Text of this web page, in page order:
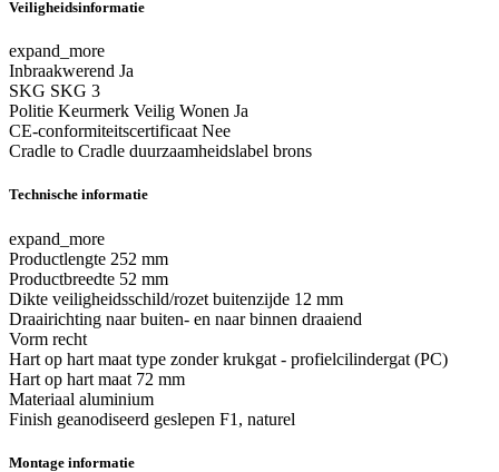
Veiligheidsinformatie
expand_more
Inbraakwerend Ja
SKG SKG 3
Politie Keurmerk Veilig Wonen Ja
CE-conformiteitscertificaat Nee
Cradle to Cradle duurzaamheidslabel brons
Technische informatie
expand_more
Productlengte 252 mm
Productbreedte 52 mm
Dikte veiligheidsschild/rozet buitenzijde 12 mm
Draairichting naar buiten- en naar binnen draaiend
Vorm recht
Hart op hart maat type zonder krukgat - profielcilindergat (PC)
Hart op hart maat 72 mm
Materiaal aluminium
Finish geanodiseerd geslepen F1, naturel
Montage informatie